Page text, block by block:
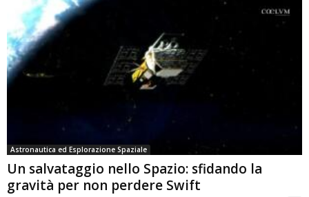
Astronautica ed Esplorazione Spaziale
Un salvataggio nello Spazio: sfidando la
gravità per non perdere Swift